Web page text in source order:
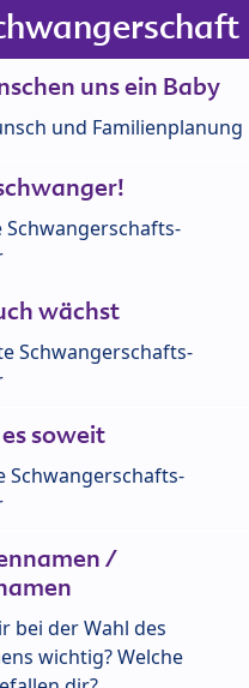
uns ein Baby
und Familienplanung
Schwangerschafts-
wächst
Schwangerschafts-
soweit
Schwangerschafts-
/
bei der Wahl des
wichtig? Welche